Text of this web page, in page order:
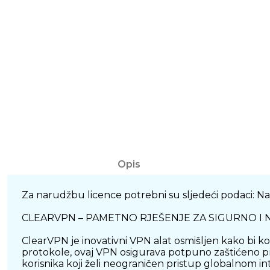
Opis
Za narudžbu licence potrebni su sljedeći podaci:
CLEARVPN – PAMETNO RJEŠENJE ZA SIGURNO
ClearVPN je inovativni VPN alat osmišljen kako bi
protokole, ovaj VPN osigurava potpuno zaštićeno
korisnika koji želi neograničen pristup globalnom